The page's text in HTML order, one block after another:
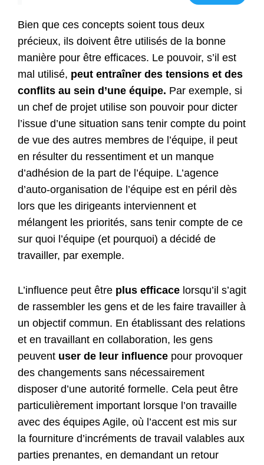
Bien que ces concepts soient tous deux
précieux, ils doivent être utilisés de la bonne
manière pour être efficaces. Le pouvoir, s’il est
mal utilisé, peut entraîner des tensions et des
conflits au sein d’une équipe. Par exemple, si
un chef de projet utilise son pouvoir pour dicter
l’issue d’une situation sans tenir compte du point
de vue des autres membres de l’équipe, il peut
en résulter du ressentiment et un manque
d’adhésion de la part de l’équipe. L’agence
d’auto-organisation de l’équipe est en péril dès
lors que les dirigeants interviennent et
mélangent les priorités, sans tenir compte de ce
sur quoi l’équipe (et pourquoi) a décidé de
travailler, par exemple.
L’influence peut être plus efficace lorsqu’il s’agit
de rassembler les gens et de les faire travailler à
un objectif commun. En établissant des relations
et en travaillant en collaboration, les gens
peuvent user de leur influence pour provoquer
des changements sans nécessairement
disposer d’une autorité formelle. Cela peut être
particulièrement important lorsque l’on travaille
avec des équipes Agile, où l’accent est mis sur
la fourniture d’incréments de travail valables aux
parties prenantes, en demandant un retour